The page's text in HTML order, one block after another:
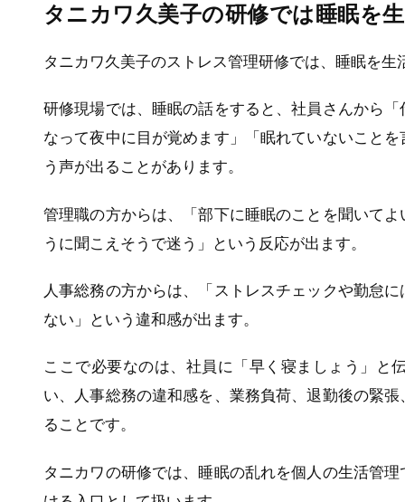
タニカワ久美子の研修では睡眠を
タニカワ久美子のストレス管理研修では、睡眠を
研修現場では、睡眠の話をすると、社員さんから
なって夜中に目が覚めます」「眠れていないこと
う声が出ることがあります。
管理職の方からは、「部下に睡眠のことを聞いて
うに聞こえそうで迷う」という反応が出ます。
人事総務の方からは、「ストレスチェックや勤怠
ない」という違和感が出ます。
ここで必要なのは、社員に「早く寝ましょう」と
い、人事総務の違和感を、業務負荷、退勤後の緊
ることです。
タニカワの研修では、睡眠の乱れを個人の生活管